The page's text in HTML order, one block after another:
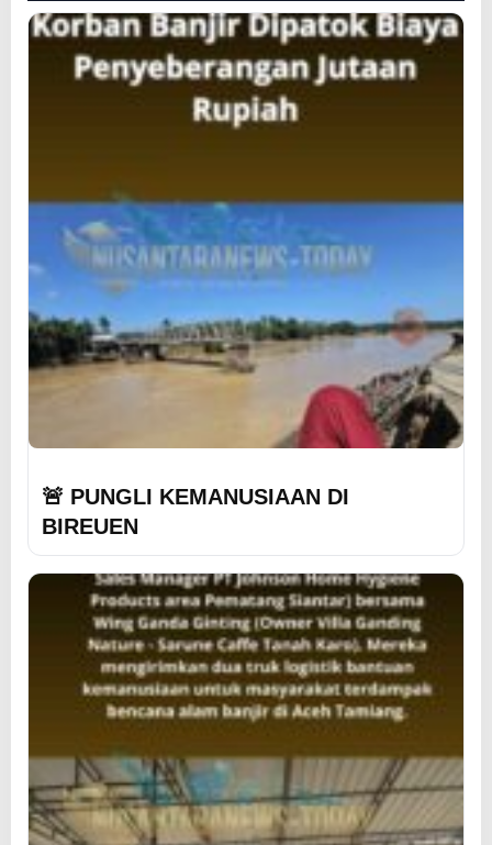
🚨 PUNGLI KEMANUSIAAN DI
BIREUEN